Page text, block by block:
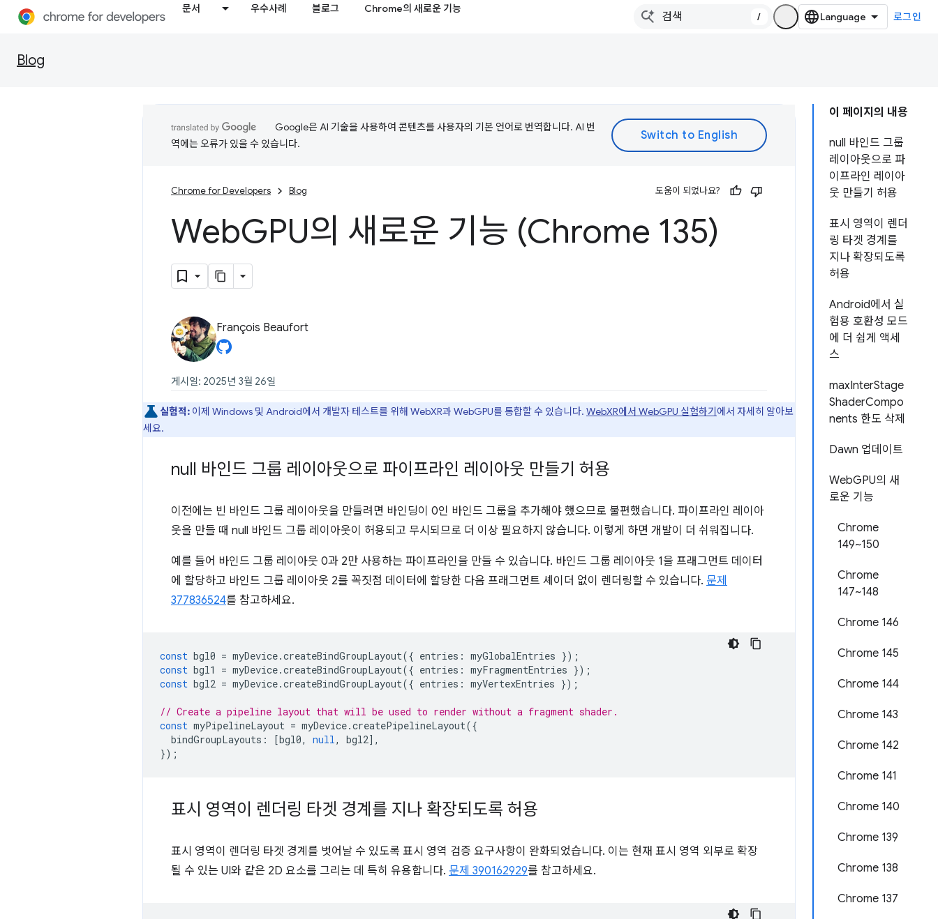
문서 우수사례 블로그 Chrome의 새로운 기능
/ 로그인
Blog
이 페이지의 내용
null 바인드 그룹
레이아웃으로 파
이프라인 레이아
웃 만들기 허용
표시 영역이 렌더
링 타겟 경계를
지나 확장되도록
허용
Android에서 실
험용 호환성 모드
에 더 쉽게 액세
스
maxInterStage
ShaderCompo
nents 한도 삭제
Dawn 업데이트
WebGPU의 새
로운 기능
Chrome
149~150
Chrome
147~148
Chrome 146
Chrome 145
Chrome 144
Chrome 143
Chrome 142
Chrome 141
Chrome 140
Chrome 139
Chrome 138
Chrome 137
Google은 AI 기술을 사용하여 콘텐츠를 사용자의 기본 언어로 번역합니다. AI 번
역에는 오류가 있을 수 있습니다.
Chrome for Developers Blog 도움이 되었나요?
WebGPU의 새로운 기능 (Chrome 135)
François Beaufort
게시일: 2025년 3월 26일
실험적: 이제 Windows 및 Android에서 개발자 테스트를 위해 WebXR과 WebGPU를 통합할 수 있습니다. WebXR에서 WebGPU 실험하기에서 자세히 알아보
세요.
null 바인드 그룹 레이아웃으로 파이프라인 레이아웃 만들기 허용
이전에는 빈 바인드 그룹 레이아웃을 만들려면 바인딩이 0인 바인드 그룹을 추가해야 했으므로 불편했습니다. 파이프라인 레이아
웃을 만들 때 null 바인드 그룹 레이아웃이 허용되고 무시되므로 더 이상 필요하지 않습니다. 이렇게 하면 개발이 더 쉬워집니다.
예를 들어 바인드 그룹 레이아웃 0과 2만 사용하는 파이프라인을 만들 수 있습니다. 바인드 그룹 레이아웃 1을 프래그먼트 데이터
에 할당하고 바인드 그룹 레이아웃 2를 꼭짓점 데이터에 할당한 다음 프래그먼트 셰이더 없이 렌더링할 수 있습니다. 문제
377836524를 참고하세요.
const bgl0 = myDevice.createBindGroupLayout({ entries : myGlobalEntries });
const bgl1 = myDevice.createBindGroupLayout({ entries : myFragmentEntries });
const bgl2 = myDevice.createBindGroupLayout({ entries : myVertexEntries });
// Create a pipeline layout that will be used to render without a fragment shader.
const myPipelineLayout = myDevice.createPipelineLayout({
bindGroupLayouts : [bgl0, null, bgl2],
});
표시 영역이 렌더링 타겟 경계를 지나 확장되도록 허용
표시 영역이 렌더링 타겟 경계를 벗어날 수 있도록 표시 영역 검증 요구사항이 완화되었습니다. 이는 현재 표시 영역 외부로 확장
될 수 있는 UI와 같은 2D 요소를 그리는 데 특히 유용합니다. 문제 390162929를 참고하세요.